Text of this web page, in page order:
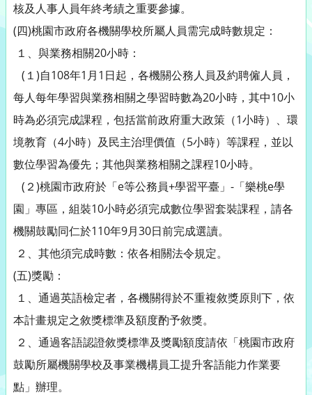
核及人事人員年終考績之重要參據。
(四)桃園市政府各機關學校所屬人員需完成時數規定：
１、與業務相關20小時：
(１)自108年1月1日起，各機關公務人員及約聘僱人員，
每人每年學習與業務相關之學習時數為20小時，其中10小
時為必須完成課程，包括當前政府重大政策（1小時）、環
境教育（4小時）及民主治理價值（5小時）等課程，並以
數位學習為優先；其他與業務相關之課程10小時。
(２)桃園市政府於「e等公務員+學習平臺」-「樂桃e學
園」專區，組裝10小時必須完成數位學習套裝課程，請各
機關鼓勵同仁於110年9月30日前完成選讀。
２、其他須完成時數：依各相關法令規定。
(五)獎勵：
１、通過英語檢定者，各機關得於不重複敘獎原則下，依
本計畫規定之敘獎標準及額度酌予敘獎。
２、通過客語認證敘獎標準及獎勵額度請依「桃園市政府
鼓勵所屬機關學校及事業機構員工提升客語能力作業要
點」辦理。